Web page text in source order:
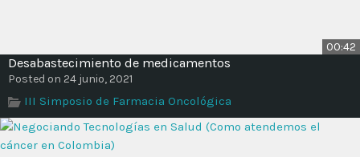
00:42
Desabastecimiento de medicamentos
Posted on 24 junio, 2021
III Simposio de Farmacia Oncológica